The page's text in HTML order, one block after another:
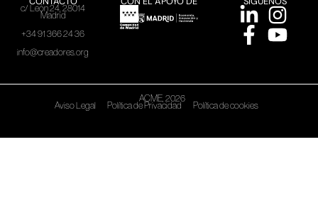
c/ León 24, 28014
Madrid
+34 91 366 24 36
info@creadores.org
ACME, 2026
Aviso Legal Política de Privacidad Política de cookies